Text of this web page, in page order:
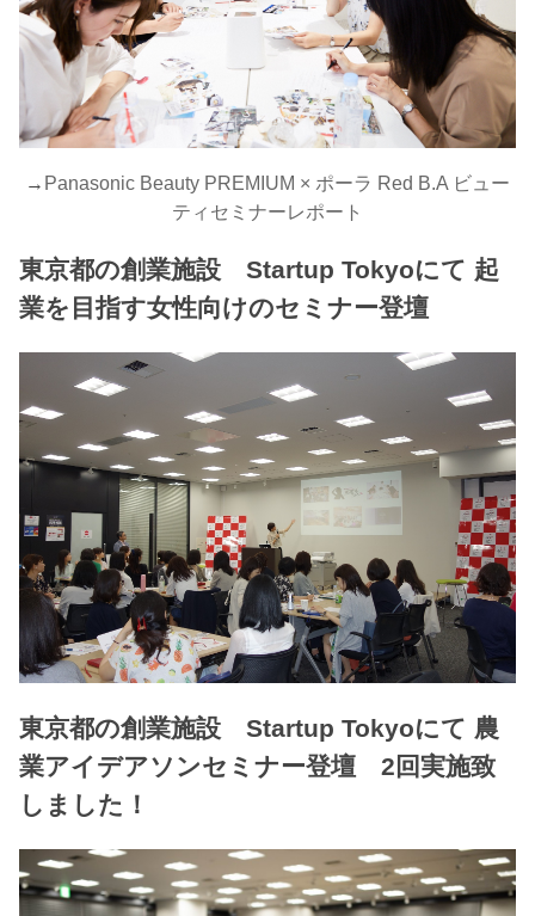
→ Panasonic Beauty PREMIUM × ポーラ Red B.A ビュー
ティセミナーレポート
東京都の創業施設 Startup Tokyoにて 起
業を目指す女性向けのセミナー登壇
東京都の創業施設 Startup Tokyoにて 農
業アイデアソンセミナー登壇 2回実施致
しました！